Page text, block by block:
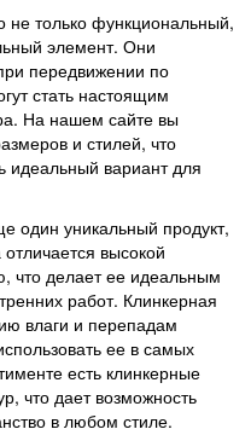
не только функциональный,
элемент. Они
передвижении по
стать настоящим
На нашем сайте вы
и стилей, что
идеальный вариант для
один уникальный продукт,
высокой
что делает ее идеальным
работ. Клинкерная
влаги и перепадам
ее в самых
есть клинкерные
что дает возможность
в любом стиле.